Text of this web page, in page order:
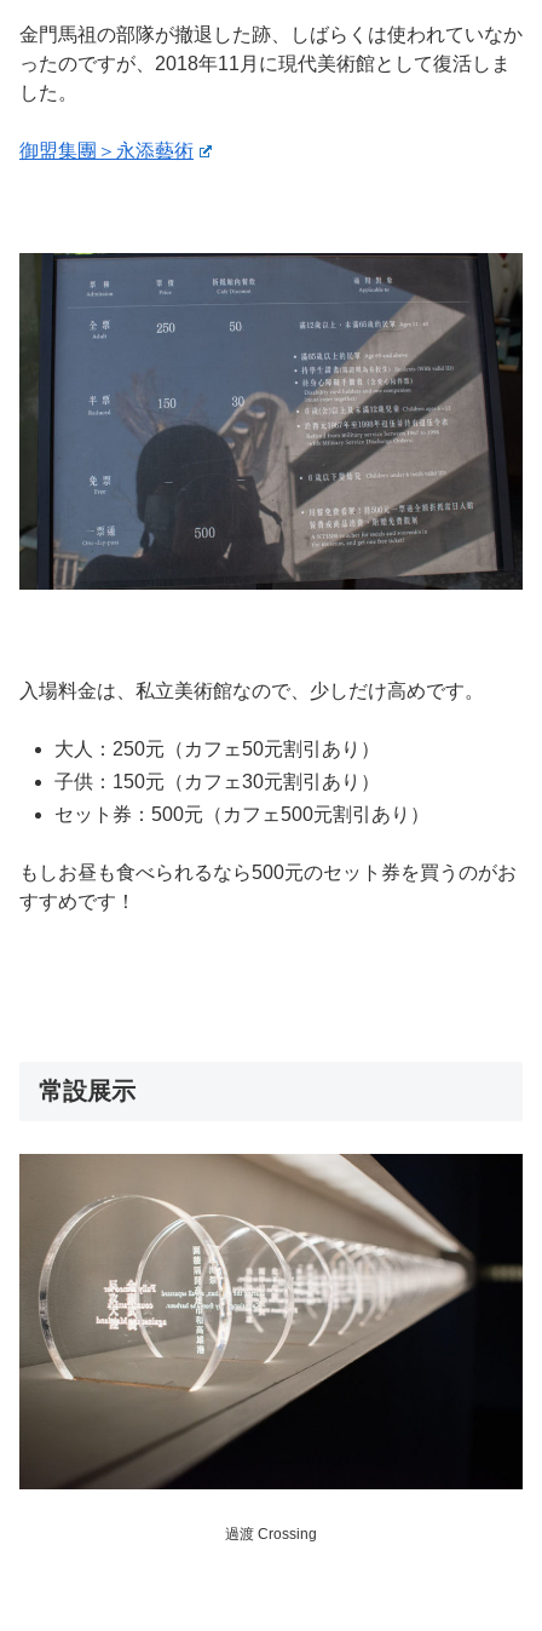
金門馬祖の部隊が撤退した跡、しばらくは使われていなか
ったのですが、2018年11月に現代美術館として復活しま
した。
御盟集團＞永添藝術
入場料金は、私立美術館なので、少しだけ高めです。
大人：250元（カフェ50元割引あり）
子供：150元（カフェ30元割引あり）
セット券：500元（カフェ500元割引あり）
もしお昼も食べられるなら500元のセット券を買うのがお
すすめです！
常設展示
過渡 Crossing